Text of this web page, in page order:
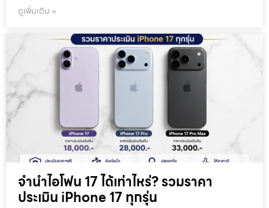
ดูเพิ่มเติม »
จำนำไอโฟน 17 ได้เท่าไหร่? รวมราคา
ประเมิน iPhone 17 ทุกรุ่น